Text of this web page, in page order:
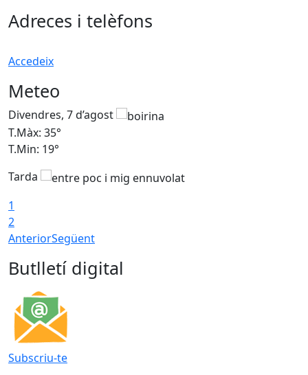
Adreces i telèfons
Accedeix
Meteo
Divendres, 7 d’agost
T.Màx: 35°
T.Min: 19°
Tarda
1
2
AnteriorSegüent
Butlletí digital
Subscriu-te